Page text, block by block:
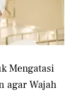
Mengatasi
agar Wajah